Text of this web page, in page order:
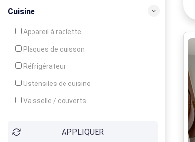
Cuisine
Appareil à raclette
Plaques de cuisson
Réfrigérateur
Ustensiles de cuisine
Vaisselle / couverts
APPLIQUER